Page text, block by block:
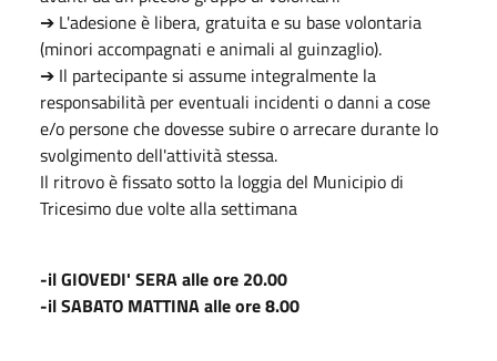
➔ L'adesione è libera, gratuita e su base volontaria
(minori accompagnati e animali al guinzaglio).
➔ Il partecipante si assume integralmente la
responsabilità per eventuali incidenti o danni a cose
e/o persone che dovesse subire o arrecare durante lo
svolgimento dell'attività stessa.
Il ritrovo è fissato sotto la loggia del Municipio di
Tricesimo due volte alla settimana
-il GIOVEDI' SERA alle ore 20.00
-il SABATO MATTINA alle ore 8.00